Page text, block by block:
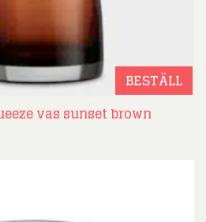
BESTÄLL
vas sunset brown